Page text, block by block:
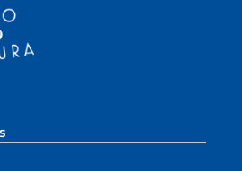
de page